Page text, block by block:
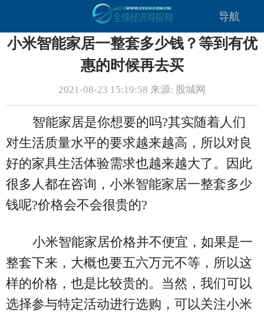
导航
小米智能家居一整套多少钱？等到有优
惠的时候再去买
2021-08-23 15:19:58 来源: 股城网
智能家居是你想要的吗?其实随着人们
对生活质量水平的要求越来越高，所以对良
好的家具生活体验需求也越来越大了。因此
很多人都在咨询，小米智能家居一整套多少
钱呢?价格会不会很贵的?
小米智能家居价格并不便宜，如果是一
整套下来，大概也要五六万元不等，所以这
样的价格，也是比较贵的。当然，我们可以
选择参与特定活动进行选购，可以关注小米